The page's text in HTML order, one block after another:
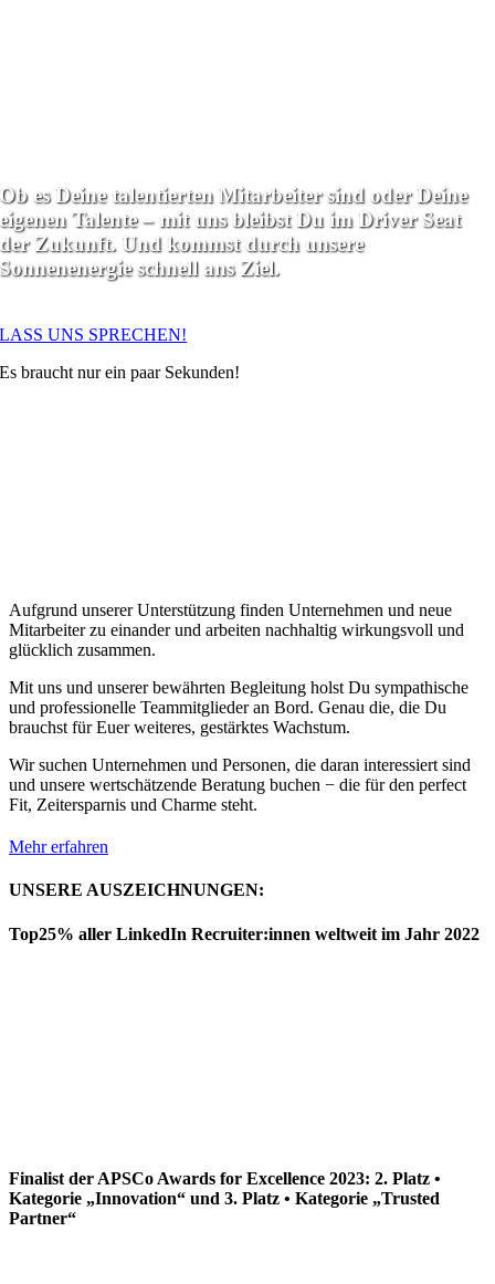
Ob es Deine talentierten Mitarbeiter sind oder Deine
eigenen Talente – mit uns bleibst Du im Driver Seat
der Zukunft. Und kommst durch unsere
Sonnenenergie schnell ans Ziel.
LASS UNS SPRECHEN!
Es braucht nur ein paar Sekunden!
Aufgrund unserer Unterstützung finden Unternehmen und neue
Mitarbeiter zu einander und arbeiten nachhaltig wirkungsvoll und
glücklich zusammen.
Mit uns und unserer bewährten Begleitung holst Du sympathische
und professionelle Teammitglieder an Bord. Genau die, die Du
brauchst für Euer weiteres, gestärktes Wachstum.
Wir suchen Unternehmen und Personen, die daran interessiert sind
und unsere wertschätzende Beratung buchen − die für den perfect
Fit, Zeitersparnis und Charme steht.
Mehr erfahren
UNSERE AUSZEICHNUNGEN:
Top25% aller LinkedIn Recruiter:innen weltweit im Jahr 2022
Finalist der APSCo Awards for Excellence 2023: 2. Platz •
Kategorie „Innovation“ und 3. Platz • Kategorie „Trusted
Partner“